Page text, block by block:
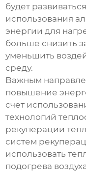
будет
использования
энергии для
больше снизить
уменьшить
среду.
Важным
повышение
счет
технологий
рекуперации
систем
использовать
подогрева